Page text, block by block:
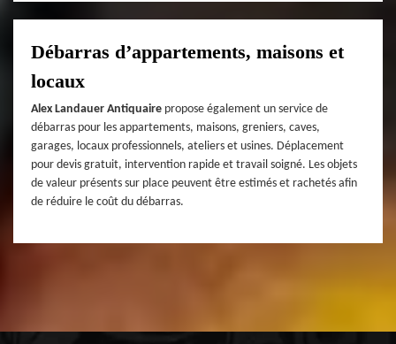
Débarras d’appartements, maisons et
locaux
Alex Landauer Antiquaire propose également un service de
débarras pour les appartements, maisons, greniers, caves,
garages, locaux professionnels, ateliers et usines. Déplacement
pour devis gratuit, intervention rapide et travail soigné. Les objets
de valeur présents sur place peuvent être estimés et rachetés afin
de réduire le coût du débarras.